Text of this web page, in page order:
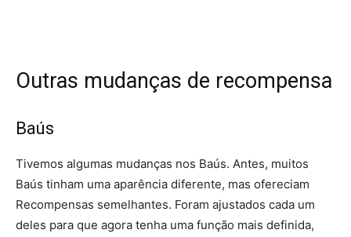
Outras mudanças de recompensa
Baús
Tivemos algumas mudanças nos Baús. Antes, muitos
Baús tinham uma aparência diferente, mas ofereciam
Recompensas semelhantes. Foram ajustados cada um
deles para que agora tenha uma função mais definida,